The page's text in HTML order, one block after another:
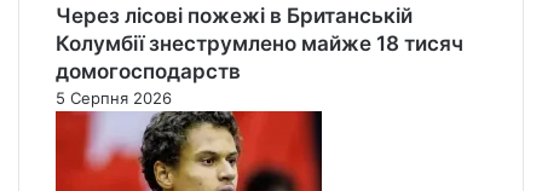
Через лісові пожежі в Британській
Колумбії знеструмлено майже 18 тисяч
домогосподарств
5 Серпня 2026